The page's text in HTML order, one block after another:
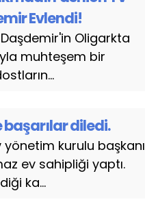
Evlendi!
Oligarkta
muhteşem bir
başarılar diledi.
kurulu başkanı
ev sahipliği yaptı.
ka...